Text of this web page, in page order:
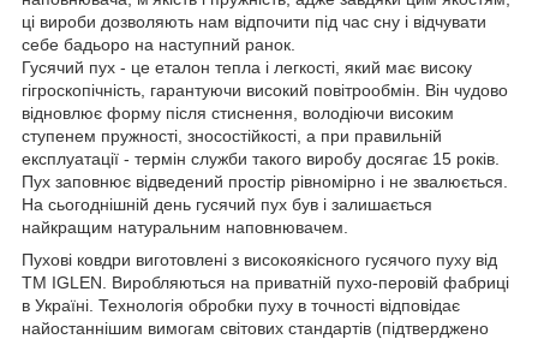
ці вироби дозволяють нам відпочити під час сну і відчувати
себе бадьоро на наступний ранок.
Гусячий пух - це еталон тепла і легкості, який має високу
гігроскопічність, гарантуючи високий повітрообмін. Він чудово
відновлює форму після стиснення, володіючи високим
ступенем пружності, зносостійкості, а при правильній
експлуатації - термін служби такого виробу досягає 15 років.
Пух заповнює відведений простір рівномірно і не звалюється.
На сьогоднішній день гусячий пух був і залишається
найкращим натуральним наповнювачем.
Пухові ковдри виготовлені з високоякісного гусячого пуху від
TM IGLEN. Виробляються на приватній пухо-перовій фабриці
в Україні. Технологія обробки пуху в точності відповідає
найостаннішим вимогам світових стандартів (підтверджено